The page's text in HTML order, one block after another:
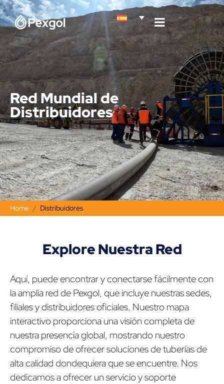
Red Mundial de
Distribuidores
Home Distribuidores
Explore Nuestra Red
Aquí, puede encontrar y conectarse fácilmente con
la amplia red de Pexgol, que incluye nuestras sedes,
filiales y distribuidores oficiales. Nuestro mapa
interactivo proporciona una visión completa de
nuestra presencia global, mostrando nuestro
compromiso de ofrecer soluciones de tuberías de
alta calidad dondequiera que se encuentre. Nos
dedicamos a ofrecer un servicio y soporte